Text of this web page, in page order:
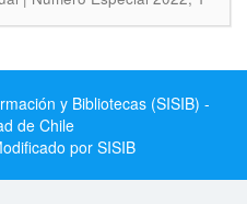
y Bibliotecas (SISIB) -
de Chile
por SISIB